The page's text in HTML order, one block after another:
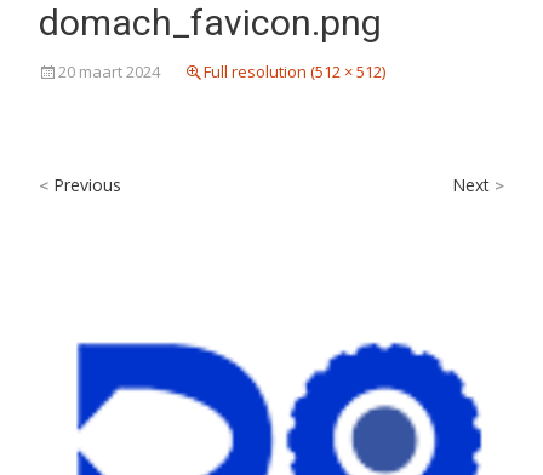
domach_favicon.png
20 maart 2024 Full resolution (512 × 512)
< Previous Next >